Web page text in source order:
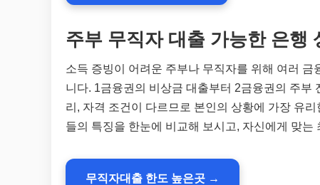
주부 무직자 대출 가능한 은행
소득 증빙이 어려운 주부나 무직자를 위해 여러
니다. 1금융권의 비상금 대출부터 2금융권의 주부
리, 자격 조건이 다르므로 본인의 상황에 가장 유
들의 특징을 한눈에 비교해 보시고, 자신에게 맞는
무직자대출 한도 높은곳 →